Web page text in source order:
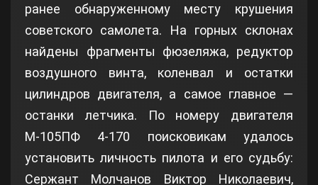
ранее обнаруженному месту крушения
советского самолета. На горных склонах
найдены фрагменты фюзеляжа, редуктор
воздушного винта, коленвал и остатки
цилиндров двигателя, а самое главное —
останки летчика. По номеру двигателя
М-105ПФ 4-170 поисковикам удалось
установить личность пилота и его судьбу:
Сержант Молчанов Виктор Николаевич,